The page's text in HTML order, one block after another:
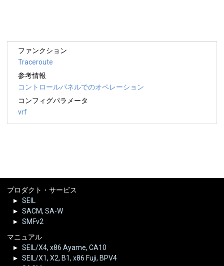
ファンクション
Traceroute
参考情報
コントロールパネルでのオペレーション
コンフィグパラメータ
vrf
プロダクト・サービス
SEIL
SACM, SA-W
SMFv2
マニュアル
SEIL/X4, x86 Ayame, CA10
SEIL/X1, X2, B1, x86 Fuji, BPV4